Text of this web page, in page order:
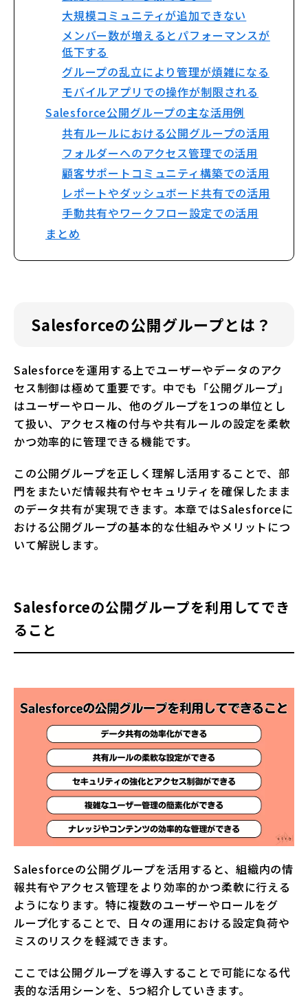
大規模コミュニティが追加できない
メンバー数が増えるとパフォーマンスが
低下する
グループの乱立により管理が煩雑になる
モバイルアプリでの操作が制限される
Salesforce公開グループの主な活用例
共有ルールにおける公開グループの活用
フォルダーへのアクセス管理での活用
顧客サポートコミュニティ構築での活用
レポートやダッシュボード共有での活用
手動共有やワークフロー設定での活用
まとめ
Salesforceの公開グループとは？
Salesforceを運用する上でユーザーやデータのアク
セス制御は極めて重要です。中でも「公開グループ」
はユーザーやロール、他のグループを1つの単位とし
て扱い、アクセス権の付与や共有ルールの設定を柔軟
かつ効率的に管理できる機能です。
この公開グループを正しく理解し活用することで、部
門をまたいだ情報共有やセキュリティを確保したまま
のデータ共有が実現できます。本章ではSalesforceに
おける公開グループの基本的な仕組みやメリットにつ
いて解説します。
Salesforceの公開グループを利用してでき
ること
Salesforceの公開グループを活用すると、組織内の情
報共有やアクセス管理をより効率的かつ柔軟に行える
ようになります。特に複数のユーザーやロールをグ
ループ化することで、日々の運用における設定負荷や
ミスのリスクを軽減できます。
ここでは公開グループを導入することで可能になる代
表的な活用シーンを、5つ紹介していきます。